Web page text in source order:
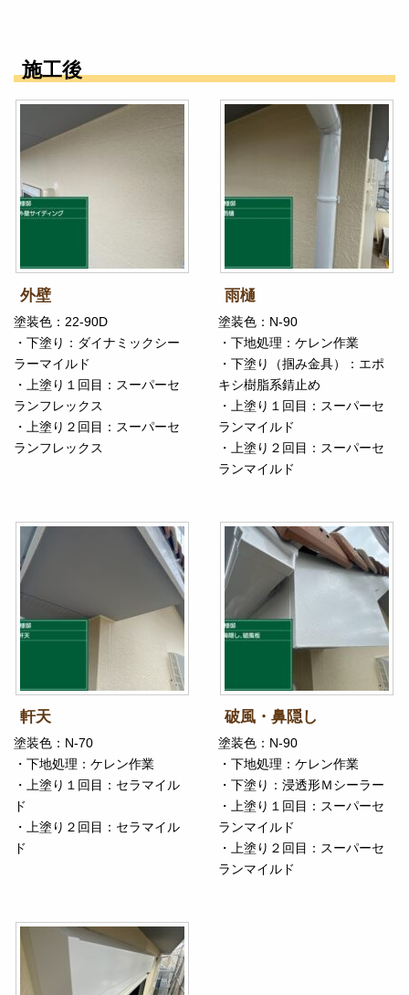
施工後
外壁
塗装色：22-90D
・下塗り：ダイナミックシー
ラーマイルド
・上塗り１回目：スーパーセ
ランフレックス
・上塗り２回目：スーパーセ
ランフレックス
雨樋
塗装色：N-90
・下地処理：ケレン作業
・下塗り（掴み金具）：エポ
キシ樹脂系錆止め
・上塗り１回目：スーパーセ
ランマイルド
・上塗り２回目：スーパーセ
ランマイルド
軒天
塗装色：N-70
・下地処理：ケレン作業
・上塗り１回目：セラマイル
ド
・上塗り２回目：セラマイル
ド
破風・鼻隠し
塗装色：N-90
・下地処理：ケレン作業
・下塗り：浸透形Ｍシーラー
・上塗り１回目：スーパーセ
ランマイルド
・上塗り２回目：スーパーセ
ランマイルド